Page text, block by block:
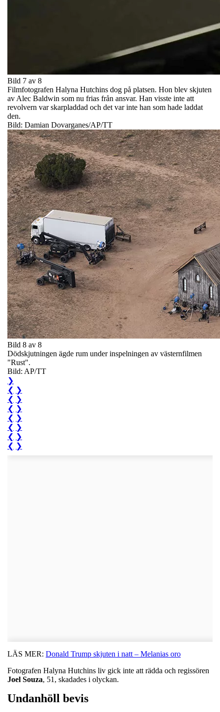
Bild 7 av 8
Filmfotografen Halyna Hutchins dog på platsen. Hon blev skjuten
av Alec Baldwin som nu frias från ansvar. Han visste inte att
revolvern var skarpladdad och det var inte han som hade laddat
den.
Bild: Damian Dovarganes/AP/TT
Bild 8 av 8
Dödskjutningen ägde rum under inspelningen av västernfilmen
"Rust".
Bild: AP/TT
❯
❮ ❯
❮ ❯
❮ ❯
❮ ❯
❮ ❯
❮ ❯
❮ ❯
LÄS MER: Donald Trump skjuten i natt – Melanias oro
Fotografen Halyna Hutchins liv gick inte att rädda och regissören
Joel Souza, 51, skadades i olyckan.
Undanhöll bevis